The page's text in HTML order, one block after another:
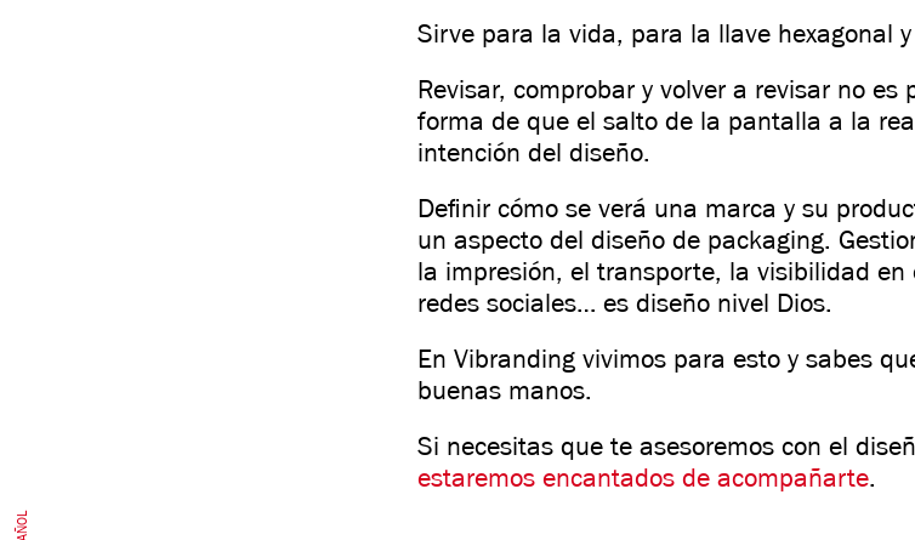
Sirve para la vida, para la llave hexagonal
Revisar, comprobar y volver a revisar no es
forma de que el salto de la pantalla a la
intención del diseño.
Definir cómo se verá una marca y su
un aspecto del diseño de packaging.
la impresión, el transporte, la visibilidad en
redes sociales… es diseño nivel Dios.
En Vibranding vivimos para esto y sabes
buenas manos.
Si necesitas que te asesoremos con el
estaremos encantados de acompañarte.